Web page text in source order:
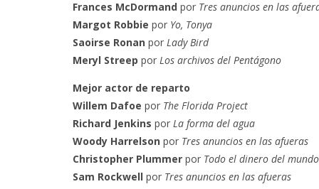
Frances McDormand por Tres anuncios en las
Margot Robbie por Yo, Tonya
Saoirse Ronan por Lady Bird
Meryl Streep por Los archivos del Pentágono
Mejor actor de reparto
Willem Dafoe por The Florida Project
Richard Jenkins por La forma del agua
Woody Harrelson por Tres anuncios en las afueras
Christopher Plummer por Todo el dinero del mundo
Sam Rockwell por Tres anuncios en las afueras